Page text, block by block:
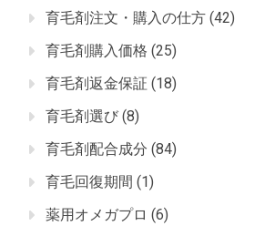
育毛剤注文・購入の仕方 (42)
育毛剤購入価格 (25)
育毛剤返金保証 (18)
育毛剤選び (8)
育毛剤配合成分 (84)
育毛回復期間 (1)
薬用オメガプロ (6)